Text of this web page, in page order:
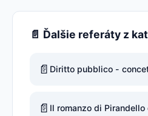
📄 Ďalšie referáty z
📄 Diritto pubblico -
📄 Il romanzo di Pirandello